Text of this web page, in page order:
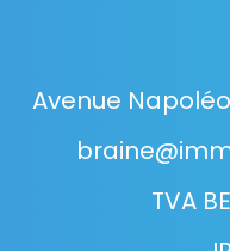
Avenue
TVA